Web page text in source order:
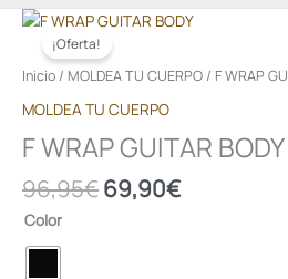
¡Oferta!
Inicio / MOLDEA TU CUERPO / F WRAP
MOLDEA TU CUERPO
F WRAP GUITAR BODY
96,95€
El
precio
original
96,95€.
69,90€
El
actual
Color
F
WRAP
GUITAR
cantidad